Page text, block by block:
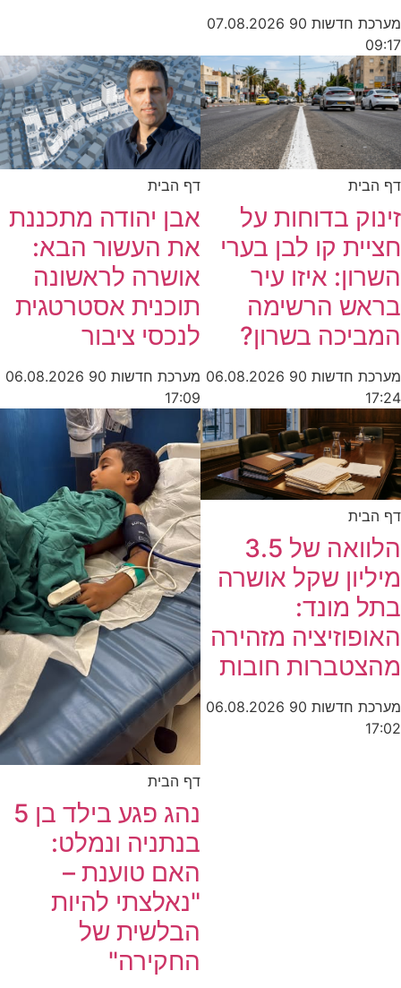
מערכת חדשות 90
07.08.2026
09:17
דף הבית
זינוק בדוחות על
חציית קו לבן בערי
השרון: איזו עיר
בראש הרשימה
המביכה בשרון?
מערכת חדשות 90
06.08.2026
17:24
דף הבית
אבן יהודה מתכננת
את העשור הבא:
אושרה לראשונה
תוכנית אסטרטגית
לנכסי ציבור
מערכת חדשות 90
06.08.2026
17:09
דף הבית
הלוואה של 3.5
מיליון שקל אושרה
בתל מונד:
האופוזיציה מזהירה
מהצטברות חובות
מערכת חדשות 90
06.08.2026
17:02
דף הבית
נהג פגע בילד בן 5
בנתניה ונמלט:
האם טוענת –
"נאלצתי להיות
הבלשית של
החקירה"